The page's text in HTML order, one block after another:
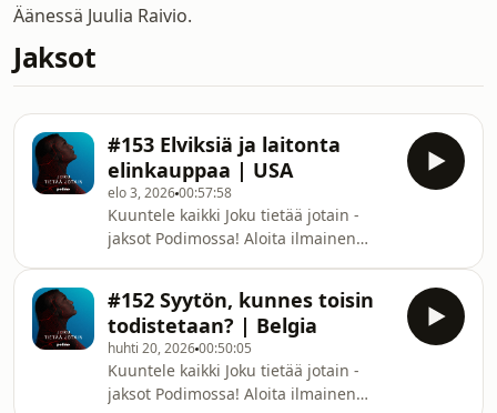
Äänessä Juulia Raivio.
Jaksot
#153 Elviksiä ja laitonta
elinkauppaa | USA
elo 3, 202600:57:58
Kuuntele kaikki Joku tietää jotain -
jaksot Podimossa! Aloita ilmainen
presidentti Barack Obama ja kaksi
muuta poliitikkoa yritetään surmata
myrkyllistä risiinijauhetta sisältävien
kirjeiden avulla. Tapauksen tutkinta
vie poliisin Yhdysvaltojen syvään
#152 Syytön, kunnes toisin
todistetaan? | Belgia
huhti 20, 202600:50:05
Kuuntele kaikki Joku tietää jotain -
jaksot Podimossa! Aloita ilmainen